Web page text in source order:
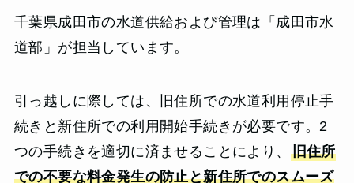
千葉県成田市の水道供給および管理は「成田市水
道部」が担当しています。
引っ越しに際しては、旧住所での水道利用停止手
続きと新住所での利用開始手続きが必要です。2
つの手続きを適切に済ませることにより、 旧住所
での不要な料金発生の防止と新住所でのスムーズ